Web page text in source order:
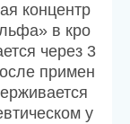
концентр
в кро
через 3
примен
у